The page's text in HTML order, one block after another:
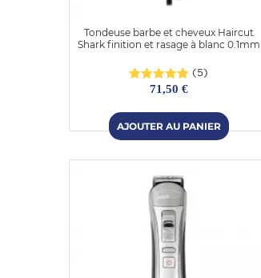
Tondeuse barbe et cheveux Haircut
Shark finition et rasage à blanc 0.1mm
(5)
71,50 €